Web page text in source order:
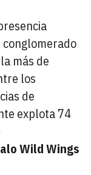
conglomerado
más de
los
de
explota 74
Wild Wings